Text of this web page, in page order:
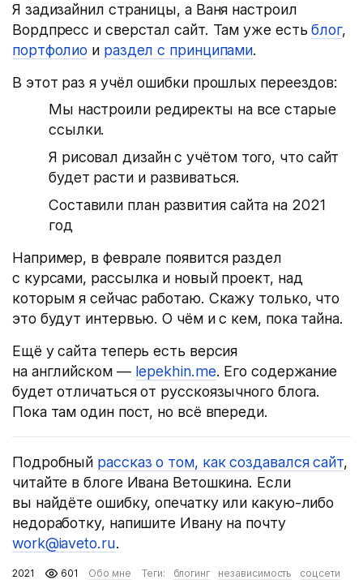
Я задизайнил страницы, а Ваня настроил
Вордпресс и сверстал сайт. Там уже естьблог,
портфолио и раздел с принципами.
В этот раз я учёл ошибки прошлых переездов:
Мы настроили редиректы на все старые
ссылки.
Я рисовал дизайн с учётом того, что сайт
будет расти и развиваться.
Составили план развития сайта на 2021
год
Например, в феврале появится раздел
с курсами, рассылка и новый проект, над
которым я сейчас работаю. Скажу только, что
это будут интервью. О чём и с кем, пока тайна.
Ещё у сайта теперь есть версия
на английском — lepekhin.me. Его содержание
будет отличаться от русскоязычного блога.
Пока там один пост, но всё впереди.
Подробный рассказ о том, как создавался сайт,
читайте в блоге Ивана Ветошкина. Если
вы найдёте ошибку, опечатку или какую-либо
недоработку, напишите Ивану на почту
work@iaveto.ru.
2021 601 Обо мне Теги: блогинг независимость соцсети